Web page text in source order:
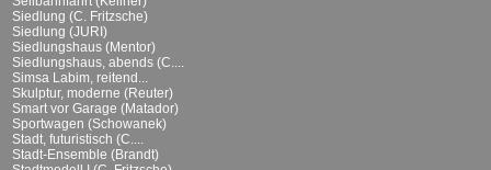
Siedlung (C. Fritzsche)
Siedlung (JURI)
Siedlungshaus (Mentor)
Siedlungshaus, abends (C....
Simsa Labim, reitend...
Skulptur, moderne (Reuter)
Smart vor Garage (Matador)
Sportwagen (Schowanek)
Stadt, futuristisch (C....
Stadt-Ensemble (Brandt)